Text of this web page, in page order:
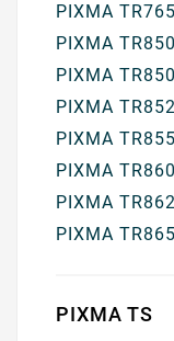
PIXMA
PIXMA
PIXMA
PIXMA
PIXMA
PIXMA
PIXMA
PIXMA
PIXMA TS